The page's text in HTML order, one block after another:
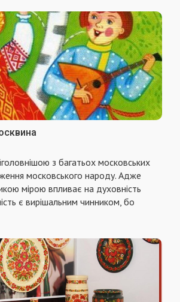
з багатьох московських
московського народу. Адже
мірою впливає на духовність
є вирішальним чинником, бо